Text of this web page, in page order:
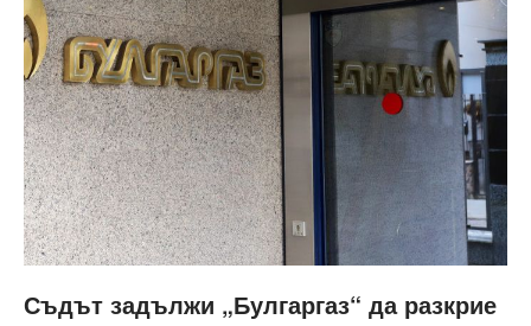
Съдът задължи „Булгаргаз“ да разкрие